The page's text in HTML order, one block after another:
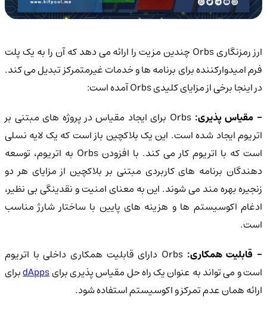
ارز رمزنگاری Orbs چندین مزیت را ارائه می دهد که آن را به یک پلت
فرم امیدوارکننده برای برنامه ها و خدمات غیرمتمرکز تبدیل می کند.
در اینجا برخی از مزایای کلیدی Orbs آمده است:
- مقیاس پذیری:
Orbs برای ایجاد مقیاس در پروژه های مبتنی بر
اتریوم ایجاد شده است. این یک بلاکچین باز است که یک لایه نسلی
است که با اتریوم کار می کند. با افزودن Orbs به اتریوم، توسعه
دهندگان برنامه های کاربردی مبتنی بر بلاکچین از مزایای هر دو
زنجیره بهره مند می شوند. این به معنای امنیت و نقدینگی بی نظیر،
ادغام اکوسیستم ها و هزینه های پایین با ساختار شارژ مناسب
است.
- قابلیت همکاری:
Orbs دارای قابلیت همکاری داخلی با اتریوم
است و می تواند به عنوان یک راه حل مقیاس پذیری برایdAppsبرای
ارائه همان عدم تمرکز و اکوسیستم استفاده شود.